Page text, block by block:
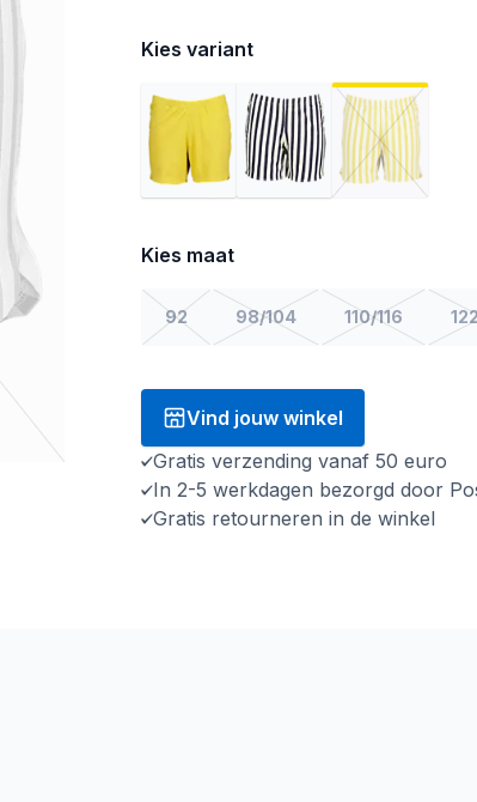
Kies variant
Kies maat
92 98/104 110/116
Vind jouw winkel
Gratis verzending vanaf 50 euro
In 2-5 werkdagen bezorgd door
Gratis retourneren in de winkel